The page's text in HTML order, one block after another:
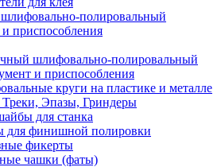
полировальный
приспособления
шлифовально-полировальный
и приспособления
круги на пластике и металле
Эпазы, Гриндеры
для станка
для финишной полировки
фикерты
чашки (фаты)